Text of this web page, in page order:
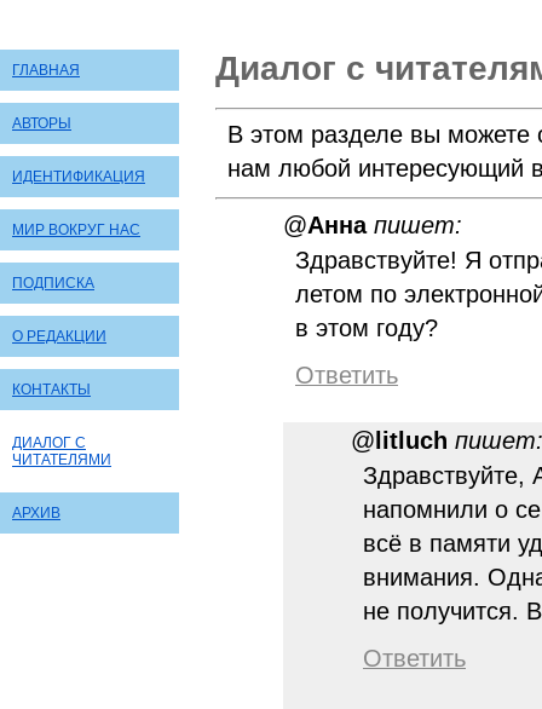
ГЛАВНАЯ
АВТОРЫ
ИДЕНТИФИКАЦИЯ
МИР ВОКРУГ НАС
ПОДПИСКА
О РЕДАКЦИИ
КОНТАКТЫ
ДИАЛОГ С
ЧИТАТЕЛЯМИ
АРХИВ
Диалог с
В этом разделе вы можете
нам любой интересующий
@Анна пишет:
Здравствуйте! Я
летом по
в этом году?
Ответить
@ litluch пишет:
Здравствуйте,
напомнили о
всё в памяти
внимания.
не получится.
Ответить